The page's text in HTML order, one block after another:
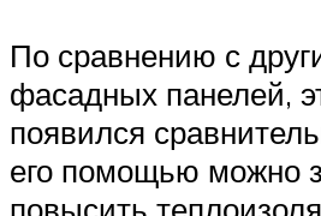
По сравнению с
фасадных панелей,
появился
его помощью можно